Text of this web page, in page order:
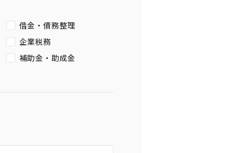
借金・債務整理
企業税務
補助金・助成金